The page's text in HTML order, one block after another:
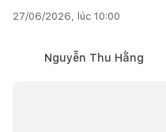
27/06/2026, lúc 10:00
Nguyễn Thu Hằng